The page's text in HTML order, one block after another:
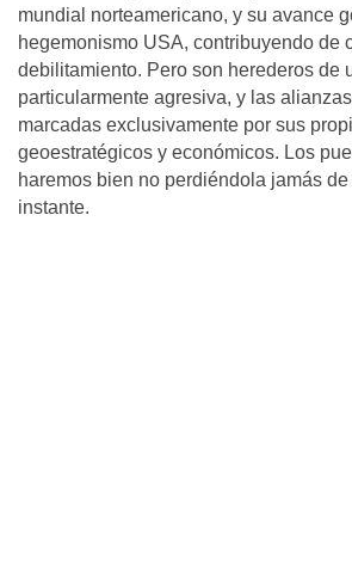
mundial norteamericano, y su avance
hegemonismo USA, contribuyendo de
debilitamiento. Pero son herederos de
particularmente agresiva, y las
marcadas exclusivamente por sus
geoestratégicos y económicos. Los
haremos bien no perdiéndola jamás
instante.